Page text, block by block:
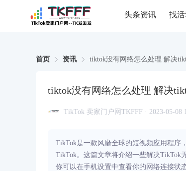
头条资讯 找
首页 资讯 tiktok没有网络怎么处理 解决
tiktok没有网络怎么处理 解决
TikTok 卖家门户网TKFFF · 2023-05-08
TikTok是一款风靡全球的短视频应用程序
TikTok。这篇文章将介绍一些解决TikTok
你可以在手机设置中查看你的网络连接状